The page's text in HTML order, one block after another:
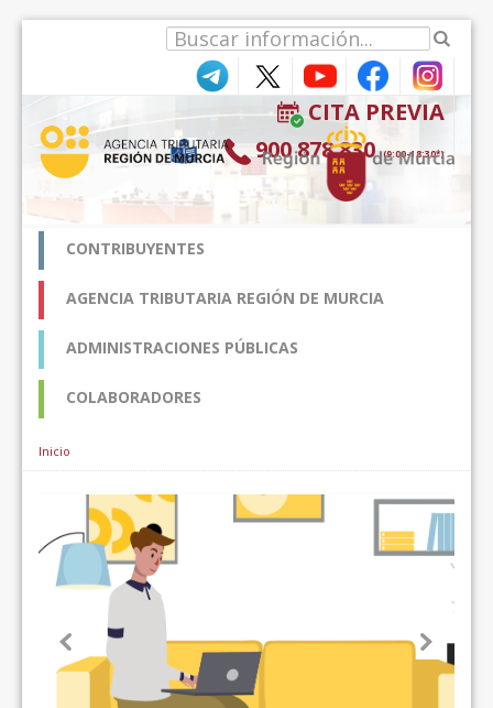
CITA PREVIA
900 878 830 (9:00-18:30*)
CONTRIBUYENTES
AGENCIA TRIBUTARIA REGIÓN DE MURCIA
ADMINISTRACIONES PÚBLICAS
COLABORADORES
Inicio